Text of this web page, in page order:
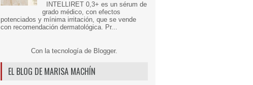
INTELLIRET 0,3+ es un sérum de
grado médico, con efectos
potenciados y mínima irritación, que se vende
con recomendación dermatológica. Pr...
Con la tecnología de Blogger.
EL BLOG DE MARISA MACHÍN